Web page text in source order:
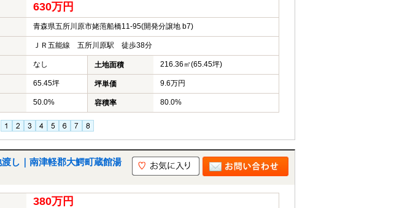
630万円
青森県五所川原市姥萢船橋11-95(開発分譲地 b7)
ＪＲ五能線 五所川原駅 徒歩38分
なし 土地面積 216.36㎡(65.45坪)
65.45坪 坪単価 9.6万円
50.0% 容積率 80.0%
し｜南津軽郡大鰐町蔵館湯
380万円